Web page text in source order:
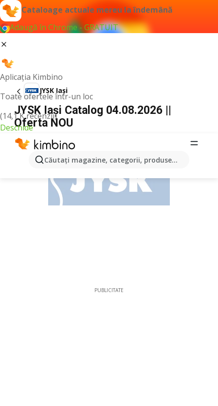
Cataloage actuale mereu la îndemână
Adaugă în Chrome - GRATUIT
Aplicația Kimbino
Toate ofertele într-un loc
(14,1 K recenzii)
Deschide
Căutaţi magazine, categorii, produse...
JYSK Iași
JYSK Iași Catalog 04.08.2026 ||
Oferta NOU
PUBLICITATE